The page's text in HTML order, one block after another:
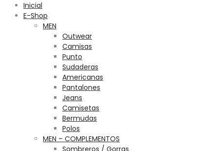
Inicial
E-Shop
MEN
Outwear
Camisas
Punto
Sudaderas
Americanas
Pantalones
Jeans
Camisetas
Bermudas
Polos
MEN – COMPLEMENTOS
Sombreros / Gorras